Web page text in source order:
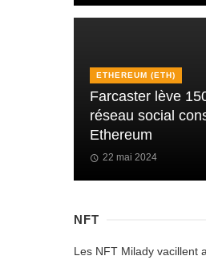
ETHEREUM (ETH)
Farcaster lève
réseau social
Ethereum
22 mai 2024
NFT
Les NFT Milady vacillent